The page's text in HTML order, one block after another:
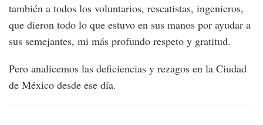
también a todos los voluntarios, rescatistas, ingenieros,
que dieron todo lo que estuvo en sus manos por ayudar a
sus semejantes, mi más profundo respeto y gratitud.
Pero analicemos las deficiencias y rezagos en la Ciudad
de México desde ese día.